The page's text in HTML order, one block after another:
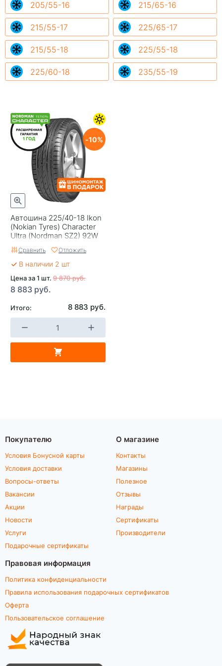
205/55-16 215/65-16
215/55-17 225/65-17
215/55-18 225/55-18
225/60-18 235/55-19
Автошина 225/40-18 Ikon
(Nokian Tyres) Character
Ultra (Nordman SZ2) 92W
10
Сравнить Отложить
В наличии 2 шт
Цена за 1 шт. 9 870 руб.
8 883 руб.
Итого: 8 883 руб.
Покупателю
Условия Бонусной карты
Условия доставки
Вопросы-ответы
Вакансии
Акции
Новости
Услуги
Подарочные сертификаты
О магазине
Контакты
Магазины
Полезное
Отзывы
Награды
Сертификаты
Производители
Правовая информация
Политика конфиденциальности
Правила использования подарочных сертификатов
Оферта
Пользовательское соглашение